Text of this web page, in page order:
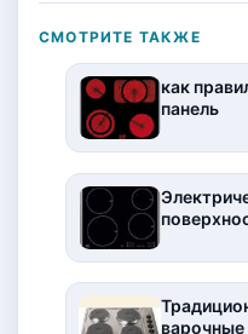
СМОТРИТЕ ТАКЖЕ
как
панель
варочные